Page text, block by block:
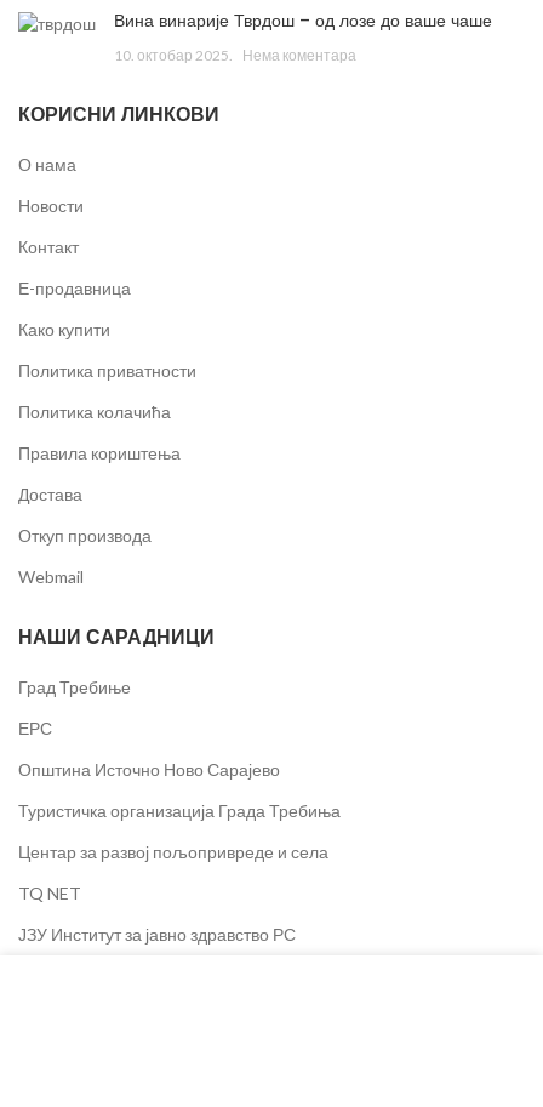
Вина винарије Тврдош – од лозе до ваше чаше
10. октобар 2025. Нема коментара
КОРИСНИ ЛИНКОВИ
О нама
Новости
Контакт
Е-продавница
Како купити
Политика приватности
Политика колачића
Правила кориштења
Достава
Откуп производа
Webmail
НАШИ САРАДНИЦИ
Град Требиње
ЕРС
Општина Источно Ново Сарајево
Туристичка организација Града Требиња
Центар за развој пољопривреде и села
TQ NET
ЈЗУ Институт за јавно здравство РС